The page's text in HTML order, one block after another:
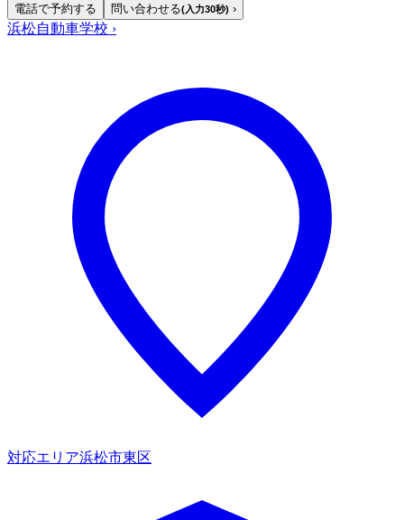
電話で予約する 問い合わせる(入力30秒) ›
浜松自動車学校 ›
対応エリア浜松市東区